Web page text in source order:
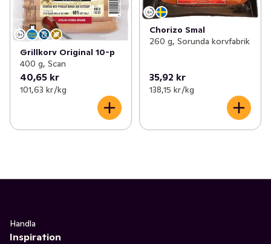
Grillkorv Original 10-p
400 g, Scan
40,65 kr
101,63 kr /kg
Chorizo Smal
260 g, Sorunda korvfabrik
35,92 kr
138,15 kr /kg
Handla
Inspiration